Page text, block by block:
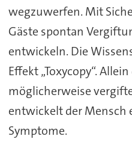
wegzuwerfen. Mit
Gäste spontan
entwickeln. Die
Effekt „Toxycopy“.
möglicherweise
entwickelt der Mensch
Symptome.